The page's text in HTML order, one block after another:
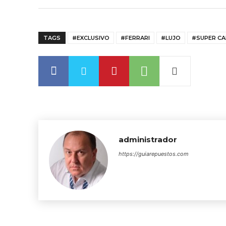
TAGS #EXCLUSIVO #FERRARI #LUJO #SUPER
administrador
https://guiarepuestos.com